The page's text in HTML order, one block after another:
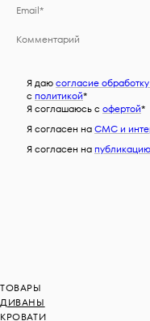
Я даюсогласие
сполитикой*
Я соглашаюсь cофертой*
Я согласен наСМС и
Я согласен на
ТОВАРЫ
ДИВАНЫ
КРОВАТИ